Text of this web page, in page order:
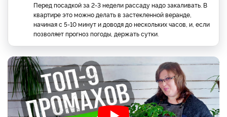
Перед посадкой за 2-3 недели рассаду надо закаливать. В
квартире это можно делать в застекленной веранде,
начиная с 5-10 минут и доводя до нескольких часов, и, если
позволяет прогноз погоды, держать сутки.